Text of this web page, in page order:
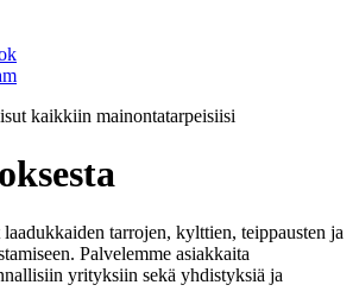
kaikkiin mainontatarpeisiisi
tarrojen, kylttien, teippausten ja
Palvelemme asiakkaita
yrityksiin sekä yhdistyksiä ja